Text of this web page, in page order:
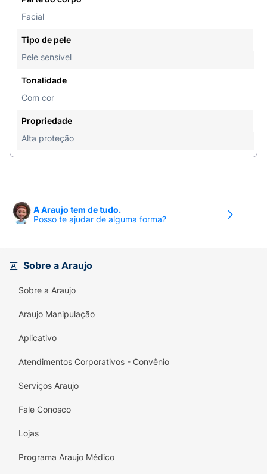
sudorese intensa, nadar ou banhar-se, secar-se
antes de usar.
Facial
Tipo de pele
Pele sensível
Tonalidade
Com cor
Propriedade
Alta proteção
A Araujo tem de tudo.
Posso te ajudar de alguma forma?
Sobre a Araujo
Sobre a Araujo
Araujo Manipulação
Aplicativo
Atendimentos Corporativos - Convênio
Serviços Araujo
Fale Conosco
Lojas
Programa Araujo Médico